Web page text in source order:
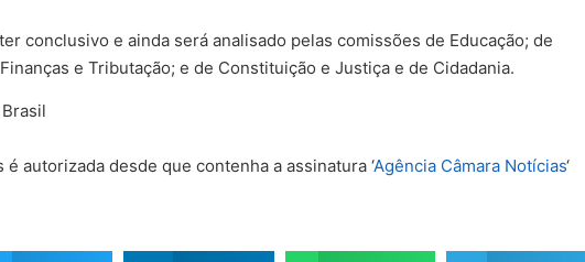
conclusivo e ainda será analisado pelas comissões de Educação; de
e Tributação; e de Constituição e Justiça e de Cidadania.
autorizada desde que contenha a assinatura ‘Agência Câmara Notícias‘